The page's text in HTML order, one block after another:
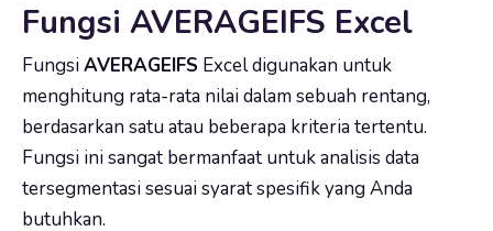
Fungsi AVERAGEIFS Excel
FungsiAVERAGEIFS Excel digunakan untuk
menghitung rata-rata nilai dalam sebuah rentang,
berdasarkan satu atau beberapa kriteria tertentu.
Fungsi ini sangat bermanfaat untuk analisis data
tersegmentasi sesuai syarat spesifik yang Anda
butuhkan.